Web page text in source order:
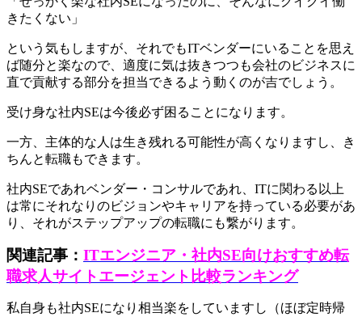
きたくない」
という気もしますが、それでもITベンダーにいることを思え
ば随分と楽なので、適度に気は抜きつつも会社のビジネスに
直で貢献する部分を担当できるよう動くのが吉でしょう。
受け身な社内SEは今後必ず困ることになります。
一方、主体的な人は生き残れる可能性が高くなりますし、き
ちんと転職もできます。
社内SEであれベンダー・コンサルであれ、ITに関わる以上
は常にそれなりのビジョンやキャリアを持っている必要があ
り、それがステップアップの転職にも繋がります。
関連記事： ITエンジニア・社内SE向けおすすめ転
職求人サイトエージェント比較ランキング
私自身も社内SEになり相当楽をしていますし（ほぼ定時帰